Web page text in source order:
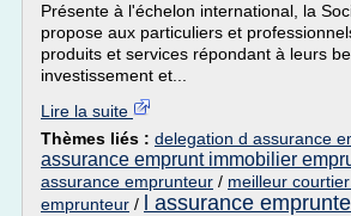
Présente à l'échelon international, la
propose aux particuliers et
produits et services répondant à leurs
investissement et...
Lire la suite
Thèmes liés : delegation d assurance
assurance emprunt immobilier
assurance emprunteur / meilleur
emprunteur /
l assurance